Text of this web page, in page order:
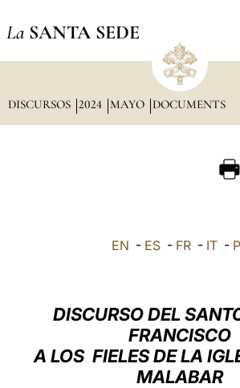
La SANTA SEDE
DISCURSOS 2024 MAYO DOCUMENTS
EN - ES- FR- IT-
DISCURSO DEL
FRANCISCO
A LOS FIELES DE LA
MALABAR